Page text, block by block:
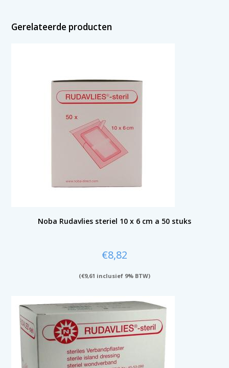
Gerelateerde producten
Noba Rudavlies steriel 10 x 6 cm a 50 stuks
€8,82
(€9,61 inclusief 9% BTW)